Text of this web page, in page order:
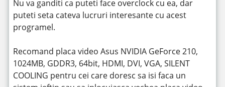
Nu va ganditi ca puteti face overclock cu ea, dar
puteti seta cateva lucruri interesante cu acest
programel.
Recomand placa video Asus NVIDIA GeForce 210,
1024MB, GDDR3, 64bit, HDMI, DVI, VGA, SILENT
COOLING pentru cei care doresc sa isi faca un